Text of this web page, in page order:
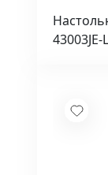
43003JE-